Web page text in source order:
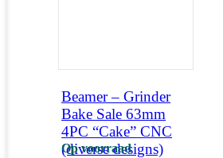
Beamer – Grinder
Bake Sale 63mm
4PC “Cake” CNC
(diverse designs)
Op voorraad